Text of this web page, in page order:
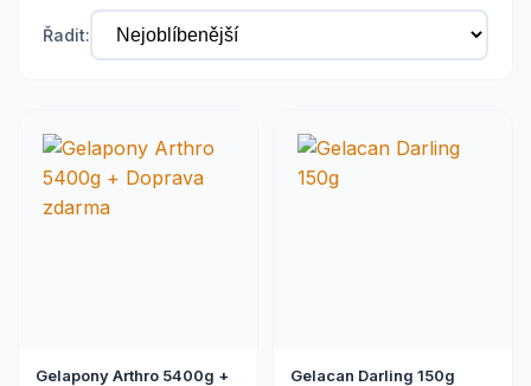
Řadit:
Gelapony Arthro 5400g +
Gelacan Darling 150g